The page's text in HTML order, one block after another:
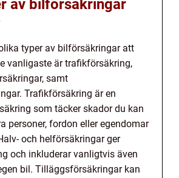
av bilförsäkringar
typer av bilförsäkringar att
vanligaste är trafikförsäkring,
samt
Trafikförsäkring är en
som täcker skador du kan
personer, fordon eller egendomar
och helförsäkringar ger
och inkluderar vanligtvis även
bil. Tilläggsförsäkringar kan